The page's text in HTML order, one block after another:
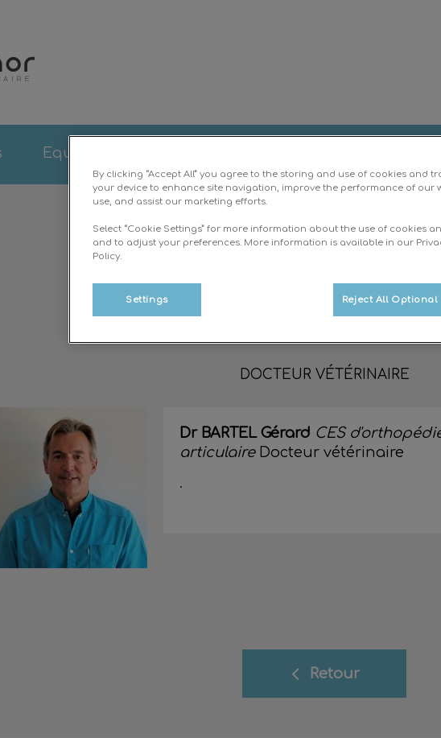
Equipements
Dr BARTEL
DOCTEUR VÉTÉRINAIRE
Dr BARTEL Gérard CES
articulaireDocteur vétérinaire
.
Retour
By clicking “Accept All” you agree to the storing and use of cookies and
your device to enhance site navigation, improve the performance of our
use, and assist our marketing efforts.
Select “Cookie Settings” for more information about the use of cookies
and to adjust your preferences. More information is available in our
Policy.
Settings Reject All Optional